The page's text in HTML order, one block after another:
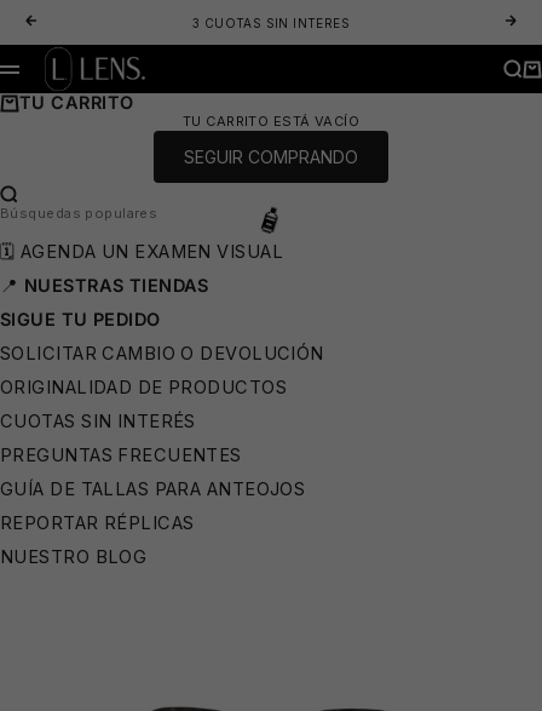
ANTERIOR
3 CUOTAS SIN INTERES
LENS. OPTICA ONLINE - LENTES DE SOL Y ANTEOJOS ÓPTICOS
MENÚ
TU CARRITO
TU CARRITO ESTÁ VACÍO
SEGUIR COMPRANDO
BUSCAR…
Búsquedas populares
🗓️ AGENDA UN EXAMEN VISUAL
📍 NUESTRAS TIENDAS
SIGUE TU PEDIDO
SOLICITAR CAMBIO O DEVOLUCIÓN
ORIGINALIDAD DE PRODUCTOS
CUOTAS SIN INTERÉS
PREGUNTAS FRECUENTES
GUÍA DE TALLAS PARA ANTEOJOS
REPORTAR RÉPLICAS
NUESTRO BLOG
🧴